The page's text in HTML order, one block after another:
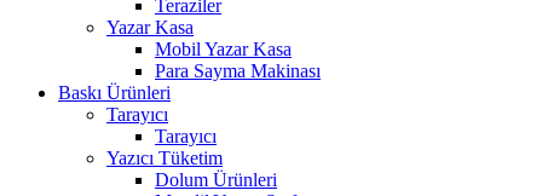
Teraziler
Yazar Kasa
Mobil Yazar Kasa
Para Sayma Makinası
Baskı Ürünleri
Tarayıcı
Tarayıcı
Yazıcı Tüketim
Dolum Ürünleri